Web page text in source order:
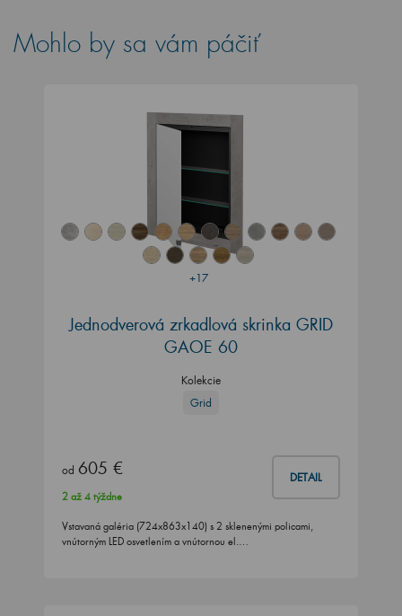
Mohlo by sa vám páčiť
+17
Jednodverová zrkadlová skrinka GRID
GAOE 60
Kolekcie
Grid
od 605 € DETAIL
2 až 4 týždne
Vstavaná galéria (724x863x140) s 2 sklenenými policami,
vnútorným LED osvetlením a vnútornou el.…